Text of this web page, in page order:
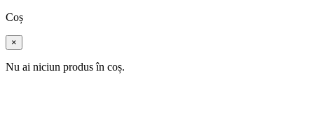
Coș
×
Nu ai niciun produs în coș.